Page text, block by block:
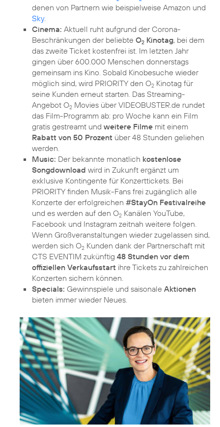
denen von Partnern wie beispielweise Amazon und
Sky.
Cinema: Aktuell ruht aufgrund der Corona-
Beschränkungen der beliebte O2 Kinotag, bei dem
das zweite Ticket kostenfrei ist. Im letzten Jahr
gingen über 600.000 Menschen donnerstags
gemeinsam ins Kino. Sobald Kinobesuche wieder
möglich sind, wird PRIORITY den O2 Kinotag für
seine Kunden erneut starten. Das Streaming-
Angebot O2 Movies über VIDEOBUSTER.de rundet
das Film-Programm ab: pro Woche kann ein Film
gratis gestreamt und weitere Filme mit einem
Rabatt von 50 Prozent über 48 Stunden geliehen
werden.
Music: Der bekannte monatlich kostenlose
Songdownload wird in Zukunft ergänzt um
exklusive Kontingente für Konzerttickets. Bei
PRIORITY finden Musik-Fans frei zugänglich alle
Konzerte der erfolgreichen #StayOn Festivalreihe
und es werden auf den O2 Kanälen YouTube,
Facebook und Instagram zeitnah weitere folgen.
Wenn Großveranstaltungen wieder zugelassen sind,
werden sich O2 Kunden dank der Partnerschaft mit
CTS EVENTIM zukünftig 48 Stunden vor dem
offiziellen Verkaufsstart ihre Tickets zu zahlreichen
Konzerten sichern können.
Specials: Gewinnspiele und saisonale Aktionen
bieten immer wieder Neues.